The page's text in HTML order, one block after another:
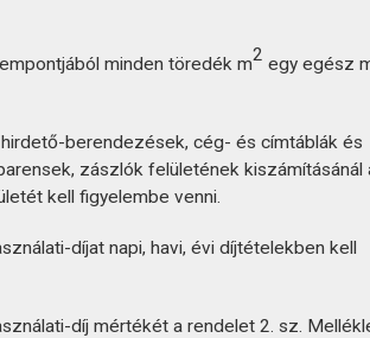
minden töredék m2 egy egész
berendezések, cég- és címtáblák és
zászlók felületének kiszámításánál
kell figyelembe venni.
díjat napi, havi, évi díjtételekben kell
díj mértékét a rendelet 2. sz.